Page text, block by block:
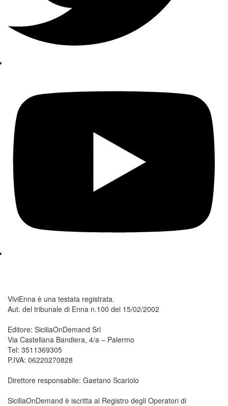
ViviEnna è una testata registrata.
Aut. del tribunale di Enna n.100 del 15/02/2002
Editore: SiciliaOnDemand Srl
Via Castellana Bandiera, 4/a – Palermo
Tel: 3511369305
P.IVA: 06220270828
Direttore responsabile: Gaetano Scariolo
SiciliaOnDemand è iscritta al Registro degli Operatori di